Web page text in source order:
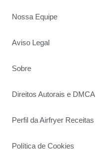
Nossa Equipe
Aviso Legal
Sobre
Direitos Autorais e DMCA
Perfil da Airfryer Receitas
Política de Cookies